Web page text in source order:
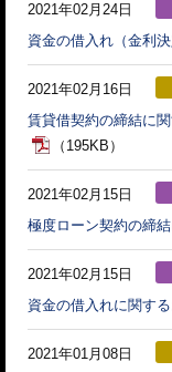
2021年02月24日
資金の借入れ（金利
2021年02月16日
賃貸借契約の締結に
（195KB）
2021年02月15日
極度ローン契約の締
2021年02月15日
資金の借入れに関す
2021年01月08日